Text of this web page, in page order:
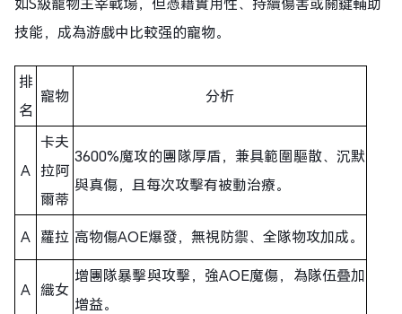
技能，成為游戲中比較强的寵物。
排
名
寵物 分析
A
卡夫
拉阿
爾蒂
3600%魔攻的團隊厚盾，兼具範圍驅散、沉默
與真傷，且每次攻擊有被動治療。
A 蘿拉 高物傷AOE爆發，無視防禦、全隊物攻加成。
A 織女
增團隊暴擊與攻擊，強AOE魔傷，為隊伍叠加
增益。